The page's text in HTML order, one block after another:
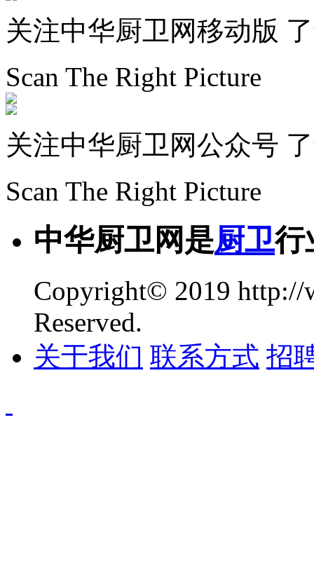
关注中华厨卫网移动版
Scan The Right Picture
关注中华厨卫网公众号
Scan The Right Picture
中华厨卫网是厨卫行
Copyright© 2019 http://
Reserved.
关于我们 联系方式 招